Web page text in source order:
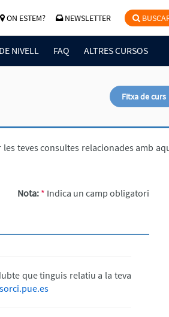
ON ESTEM? NEWSLETTER
NIVELL FAQ ALTRES CURSOS
Fitxa de curs
teves consultes relacionades amb
Nota: * Indica un camp obligatori
que tinguis relatiu a la teva